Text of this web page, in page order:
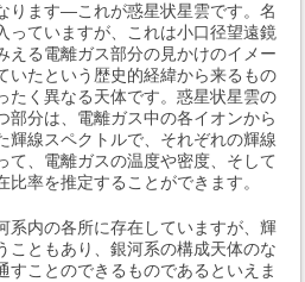
ります―これが惑星状星雲です。名
っていますが、これは小口径望遠鏡
える電離ガス部分の見かけのイメー
いたという歴史的経緯から来るもの
たく異なる天体です。惑星状星雲の
部分は、電離ガス中の各イオンから
輝線スペクトルで、それぞれの輝線
て、電離ガスの温度や密度、そして
率を推定することができます。
系内の各所に存在していますが、輝
こともあり、銀河系の構成天体のな
すことのできるものであるといえま